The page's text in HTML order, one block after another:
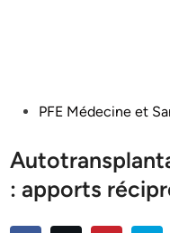
PostedPFE Médecine et
: apports